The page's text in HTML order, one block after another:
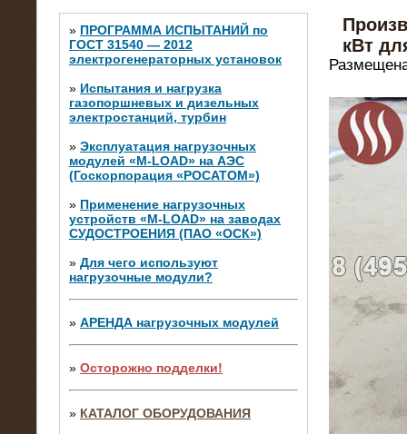
» ПРОГРАММА ИСПЫТАНИЙ по
ГОСТ 31540 — 2012
электрогенераторных установок
» Испытания и нагрузка
газопоршневых и дизельных
электростанций, турбин
» Эксплуатация нагрузочных
модулей «M-LOAD» на АЭС
(Госкорпорация «РОСАТОМ»)
» Применение нагрузочных
устройств «M-LOAD» на заводах
СУДОСТРОЕНИЯ (ПАО «ОСК»)
» Для чего используют
нагрузочные модули?
» АРЕНДА нагрузочных модулей
» Осторожно подделки!
» КАТАЛОГ ОБОРУДОВАНИЯ
кВт